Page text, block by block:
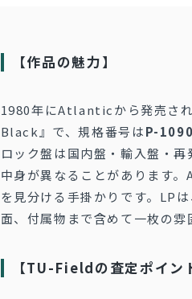
【作品の魅力】
1980年にAtlanticから発売さ
Black』で、規格番号はP-
ロック盤は国内盤・輸入盤・
中身が異なることがあります
を見分ける手掛かりです。LP
面、付属物まで含めて一枚の雰
【TU-Fieldの査定ポイン